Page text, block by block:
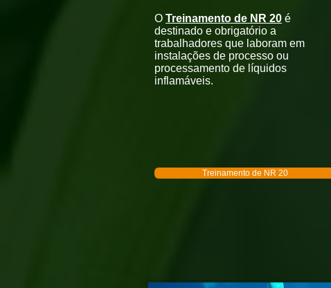
O Treinamento de NR 20 é
destinado e obrigatório a
trabalhadores que laboram em
instalações de processo ou
processamento de líquidos
inflamáveis.
Treinamento de NR 20